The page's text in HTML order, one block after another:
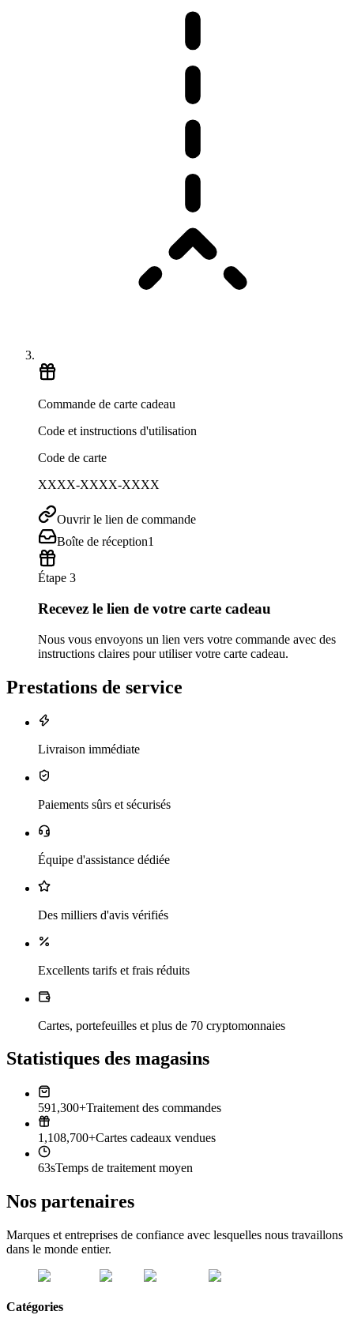
Commande de carte cadeau
Code et instructions d'utilisation
Code de carte
XXXX-XXXX-XXXX
Ouvrir le lien de commande
Boîte de réception1
Étape 3
Recevez le lien de votre carte cadeau
Nous vous envoyons un lien vers votre commande avec des
instructions claires pour utiliser votre carte cadeau.
Prestations de service
Livraison immédiate
Paiements sûrs et sécurisés
Équipe d'assistance dédiée
Des milliers d'avis vérifiés
Excellents tarifs et frais réduits
Cartes, portefeuilles et plus de 70 cryptomonnaies
Statistiques des magasins
591,300+Traitement des commandes
1,108,700+Cartes cadeaux vendues
63sTemps de traitement moyen
Nos partenaires
Marques et entreprises de confiance avec lesquelles nous travaillons
dans le monde entier.
Catégories